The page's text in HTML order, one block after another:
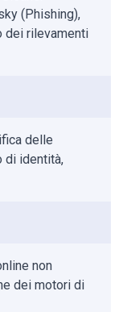
(Phishing),
dei rilevamenti
delle
di identità,
non
dei motori di